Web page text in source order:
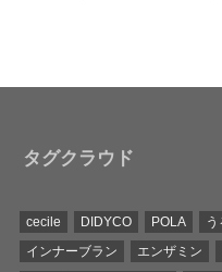
タグクラウド
cecile DIDYCO POLA
インナーブラン
エンザミン